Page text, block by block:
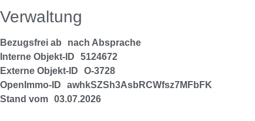
Verwaltung
Bezugsfrei ab
nach Absprache
Interne Objekt-ID
5124672
Externe Objekt-ID
O-3728
OpenImmo-ID
awhkSZSh3AsbRCWfsz7MFbFK
Stand vom 03.07.2026